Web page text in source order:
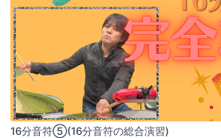
16分音符⑤(16分音符の総合演習)